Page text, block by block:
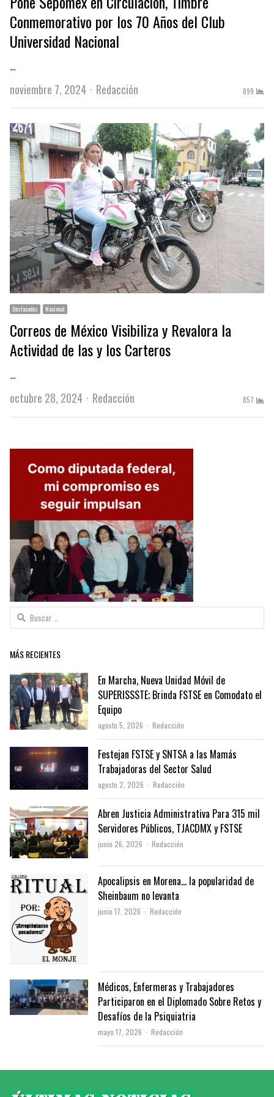
Conmemorativo por los 70 Años del Club
Universidad Nacional
…
noviembre 7, 2024
Author
Redacción 899
Destacados Nacional
Correos de México Visibiliza y Revalora la
Actividad de las y los Carteros
…
octubre 28, 2024
Author
Redacción 857
Buscar:
MÁS RECIENTES
En Marcha, Nueva Unidad Móvil de
SUPERISSSTE; Brinda FSTSE en Comodato el
Equipo
agosto 5, 2026 Author
Redacción
Festejan FSTSE y SNTSA a las Mamás
Trabajadoras del Sector Salud
agosto 2, 2026 Author
Redacción
Abren Justicia Administrativa Para 315 mil
Servidores Públicos, TJACDMX y FSTSE
junio 26, 2026 Author
Redacción
Apocalipsis en Morena… la popularidad de
Sheinbaum no levanta
junio 17, 2026 Author
Redacción
Médicos, Enfermeras y Trabajadores
Participaron en el Diplomado Sobre Retos y
Desafíos de la Psiquiatria
mayo 17, 2026 Author
Redacción